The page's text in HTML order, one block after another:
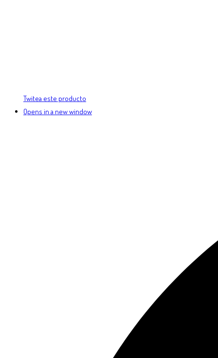
Twitea este producto
Opens in a new window